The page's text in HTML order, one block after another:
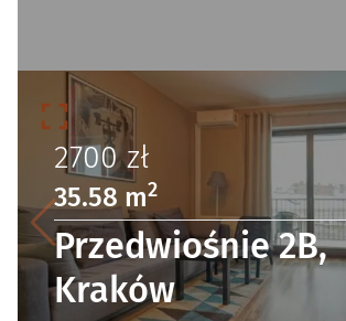
2700zł
35.58 m2
Przedwiośnie 2B,
Kraków